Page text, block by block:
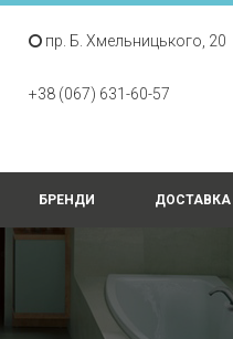
пр. Б. Хмельницького, 20
+38 (067) 631-60-57
БРЕНДИ ДОСТАВКА